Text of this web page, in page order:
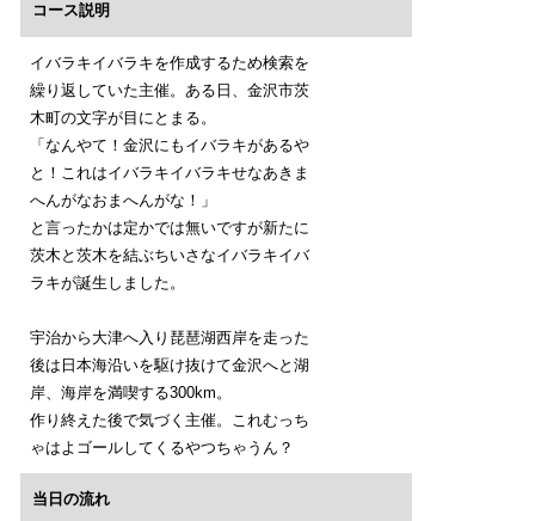
コース説明
イバラキイバラキを作成するため検索を
繰り返していた主催。ある日、金沢市茨
木町の文字が目にとまる。
「なんやて！金沢にもイバラキがあるや
と！これはイバラキイバラキせなあきま
へんがなおまへんがな！」
と言ったかは定かでは無いですが新たに
茨木と茨木を結ぶちいさなイバラキイバ
ラキが誕生しました。
宇治から大津へ入り琵琶湖西岸を走った
後は日本海沿いを駆け抜けて金沢へと湖
岸、海岸を満喫する300km。
作り終えた後で気づく主催。これむっち
ゃはよゴールしてくるやつちゃうん？
当日の流れ